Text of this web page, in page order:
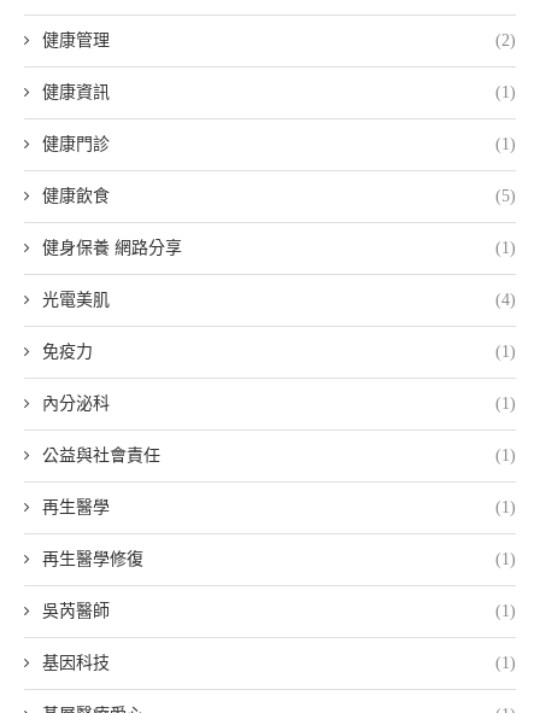
健康管理 (2)
健康資訊 (1)
健康門診 (1)
健康飲食 (5)
健身保養 網路分享 (1)
光電美肌 (4)
免疫力 (1)
內分泌科 (1)
公益與社會責任 (1)
再生醫學 (1)
再生醫學修復 (1)
吳芮醫師 (1)
基因科技 (1)